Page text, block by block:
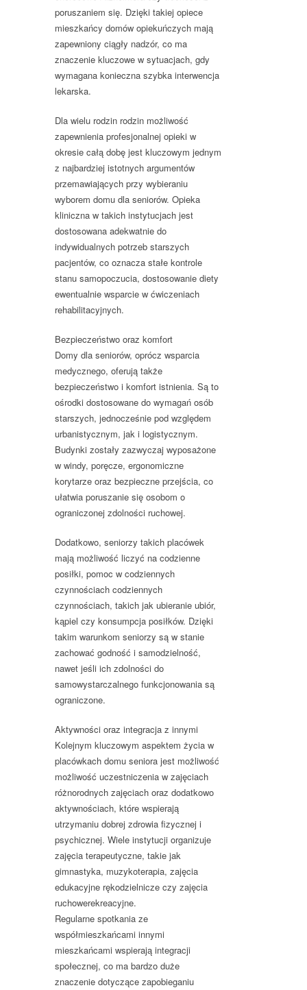
poruszaniem się. Dzięki takiej opiece
mieszkańcy domów opiekuńczych mają
zapewniony ciągły nadzór, co ma
znaczenie kluczowe w sytuacjach, gdy
wymagana konieczna szybka interwencja
lekarska.
Dla wielu rodzin rodzin możliwość
zapewnienia profesjonalnej opieki w
okresie całą dobę jest kluczowym jednym
z najbardziej istotnych argumentów
przemawiających przy wybieraniu
wyborem domu dla seniorów. Opieka
kliniczna w takich instytucjach jest
dostosowana adekwatnie do
indywidualnych potrzeb starszych
pacjentów, co oznacza stałe kontrole
stanu samopoczucia, dostosowanie diety
ewentualnie wsparcie w ćwiczeniach
rehabilitacyjnych.
Bezpieczeństwo oraz komfort
Domy dla seniorów, oprócz wsparcia
medycznego, oferują także
bezpieczeństwo i komfort istnienia. Są to
ośrodki dostosowane do wymagań osób
starszych, jednocześnie pod względem
urbanistycznym, jak i logistycznym.
Budynki zostały zazwyczaj wyposażone
w windy, poręcze, ergonomiczne
korytarze oraz bezpieczne przejścia, co
ułatwia poruszanie się osobom o
ograniczonej zdolności ruchowej.
Dodatkowo, seniorzy takich placówek
mają możliwość liczyć na codzienne
posiłki, pomoc w codziennych
czynnościach codziennych
czynnościach, takich jak ubieranie ubiór,
kąpiel czy konsumpcja posiłków. Dzięki
takim warunkom seniorzy są w stanie
zachować godność i samodzielność,
nawet jeśli ich zdolności do
samowystarczalnego funkcjonowania są
ograniczone.
Aktywności oraz integracja z innymi
Kolejnym kluczowym aspektem życia w
placówkach domu seniora jest możliwość
możliwość uczestniczenia w zajęciach
różnorodnych zajęciach oraz dodatkowo
aktywnościach, które wspierają
utrzymaniu dobrej zdrowia fizycznej i
psychicznej. Wiele instytucji organizuje
zajęcia terapeutyczne, takie jak
gimnastyka, muzykoterapia, zajęcia
edukacyjne rękodzielnicze czy zajęcia
ruchowerekreacyjne.
Regularne spotkania ze
współmieszkańcami innymi
mieszkańcami wspierają integracji
społecznej, co ma bardzo duże
znaczenie dotyczące zapobieganiu